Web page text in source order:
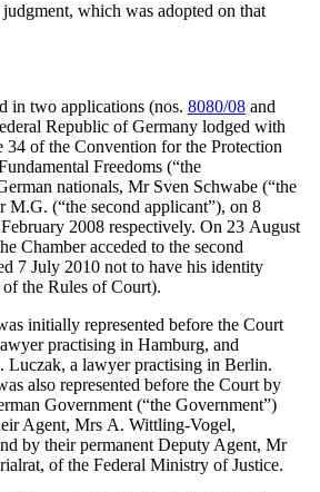
which was adopted on that
in two applications (nos. 8080/08and
Republic of Germany lodged with
34 of the Convention for the Protection
Freedoms (“the
nationals, Mr Sven Schwabe (“the
M.G. (“the second applicant”), on 8
2008 respectively. On 23 August
Chamber acceded to the second
7 July 2010 not to have his identity
the Rules of Court).
initially represented before the Court
practising in Hamburg, and
Luczak, a lawyer practising in Berlin.
also represented before the Court by
Government (“the Government”)
Agent, Mrs A. Wittling‑Vogel,
by their permanent Deputy Agent, Mr
of the Federal Ministry of Justice.